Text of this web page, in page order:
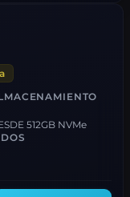
512GB NVMe